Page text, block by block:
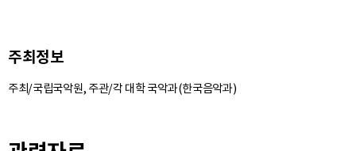
주최정보
주최/국립국악원, 주관/각 대학 국악과(한국음악과)